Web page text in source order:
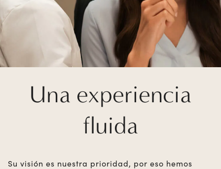
Una experiencia
fluida
Su visión es nuestra prioridad, por eso hemos